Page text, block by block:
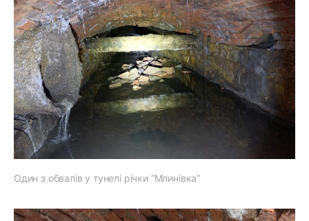
Один з обвалів у тунелі річки “Млинівка”